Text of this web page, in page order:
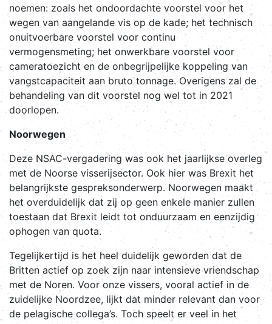
noemen: zoals het ondoordachte voorstel voor het
wegen van aangelande vis op de kade; het technisch
onuitvoerbare voorstel voor continu
vermogensmeting; het onwerkbare voorstel voor
cameratoezicht en de onbegrijpelijke koppeling van
vangstcapaciteit aan bruto tonnage. Overigens zal de
behandeling van dit voorstel nog wel tot in 2021
doorlopen.
Noorwegen
Deze NSAC-vergadering was ook het jaarlijkse overleg
met de Noorse visserijsector. Ook hier was Brexit het
belangrijkste gespreksonderwerp. Noorwegen maakt
het overduidelijk dat zij op geen enkele manier zullen
toestaan dat Brexit leidt tot onduurzaam en eenzijdig
ophogen van quota.
Tegelijkertijd is het heel duidelijk geworden dat de
Britten actief op zoek zijn naar intensieve vriendschap
met de Noren. Voor onze vissers, vooral actief in de
zuidelijke Noordzee, lijkt dat minder relevant dan voor
de pelagische collega’s. Toch speelt er veel in het